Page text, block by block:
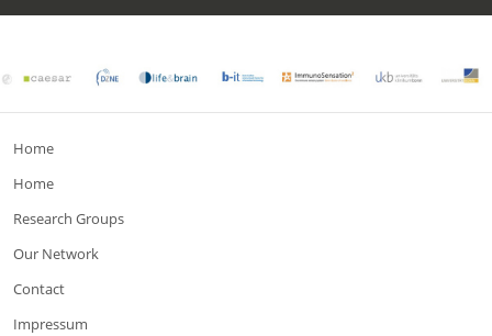
Home
Home
Research Groups
Our Network
Contact
Impressum